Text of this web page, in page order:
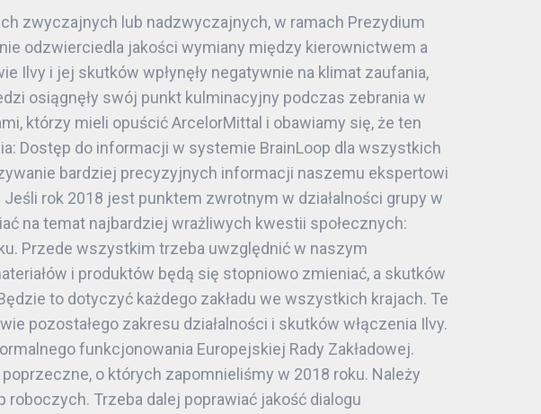
zwyczajnych lub nadzwyczajnych, w ramach Prezydium
odzwierciedla jakości wymiany między kierownictwem a
Ilvy i jej skutków wpłynęły negatywnie na klimat zaufania,
osiągnęły swój punkt kulminacyjny podczas zebrania w
którzy mieli opuścić ArcelorMittal i obawiamy się, że ten
Dostęp do informacji w systemie BrainLoop dla wszystkich
bardziej precyzyjnych informacji naszemu ekspertowi
rok 2018 jest punktem zwrotnym w działalności grupy w
na temat najbardziej wrażliwych kwestii społecznych:
Przede wszystkim trzeba uwzględnić w naszym
i produktów będą się stopniowo zmieniać, a skutków
to dotyczyć każdego zakładu we wszystkich krajach. Te
pozostałego zakresu działalności i skutków włączenia Ilvy.
funkcjonowania Europejskiej Rady Zakładowej.
o których zapomnieliśmy w 2018 roku. Należy
Trzeba dalej poprawiać jakość dialogu